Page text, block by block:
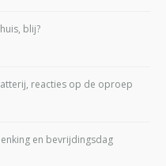
blij?
reacties op de oproep
en bevrijdingsdag